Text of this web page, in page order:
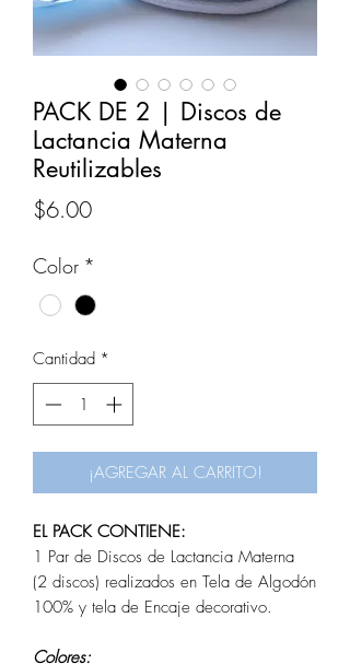
PACK DE 2 | Discos de
Lactancia Materna
Reutilizables
$6.00Precio
Color *
Cantidad *
¡AGREGAR AL CARRITO!
EL PACK CONTIENE:
1 Par de Discos de Lactancia Materna
(2 discos) realizados en Tela de Algodón
100% y tela de Encaje decorativo.
Colores: